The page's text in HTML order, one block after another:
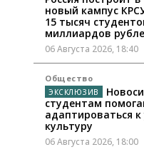
новый кампус
15 тысяч
миллиардов
06 Августа 2026, 18:40
Общество
студентам
адаптироваться к
культуру
06 Августа 2026, 18:00